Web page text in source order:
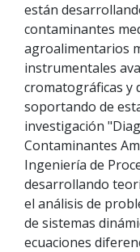
están
contaminantes
agroalimentarios
instrumentales
cromatográficas y
soportando de
investigación
Contaminantes
Ingeniería de
desarrollando
el análisis de
de sistemas
ecuaciones